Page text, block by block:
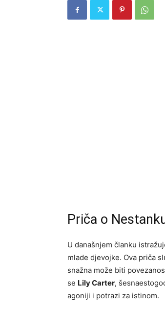
Priča o
U današnjem članku
mlade djevojke. Ova priča
snažna može biti
se Lily Carter,
agoniji i potrazi za istinom.